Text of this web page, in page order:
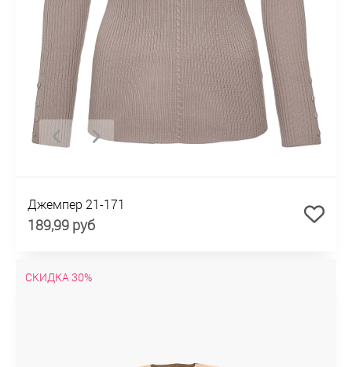
Джемпер 21-171
189,99 руб
СКИДКА 30%